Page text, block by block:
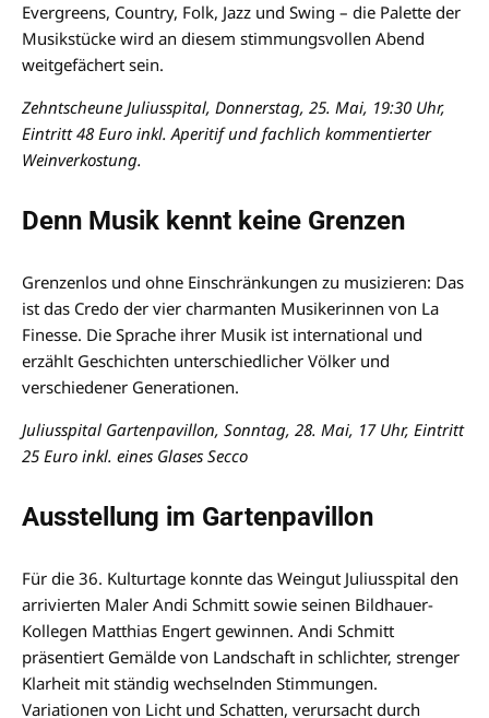
Evergreens, Country, Folk, Jazz und Swing – die Palette der
Musikstücke wird an diesem stimmungsvollen Abend
weitgefächert sein.
Zehntscheune Juliusspital, Donnerstag, 25. Mai, 19:30 Uhr,
Eintritt 48 Euro inkl. Aperitif und fachlich kommentierter
Weinverkostung.
Denn Musik kennt keine Grenzen
Grenzenlos und ohne Einschränkungen zu musizieren: Das
ist das Credo der vier charmanten Musikerinnen von La
Finesse. Die Sprache ihrer Musik ist international und
erzählt Geschichten unterschiedlicher Völker und
verschiedener Generationen.
Juliusspital Gartenpavillon, Sonntag, 28. Mai, 17 Uhr, Eintritt
25 Euro inkl. eines Glases Secco
Ausstellung im Gartenpavillon
Für die 36. Kulturtage konnte das Weingut Juliusspital den
arrivierten Maler Andi Schmitt sowie seinen Bildhauer-
Kollegen Matthias Engert gewinnen. Andi Schmitt
präsentiert Gemälde von Landschaft in schlichter, strenger
Klarheit mit ständig wechselnden Stimmungen.
Variationen von Licht und Schatten, verursacht durch